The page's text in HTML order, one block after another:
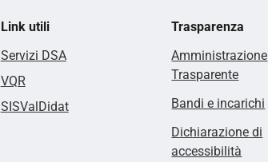
Link utili
Servizi DSA
VQR
SISValDidat
Trasparenza
Amministrazione
Trasparente
Bandi e incarichi
Dichiarazione di
accessibilità